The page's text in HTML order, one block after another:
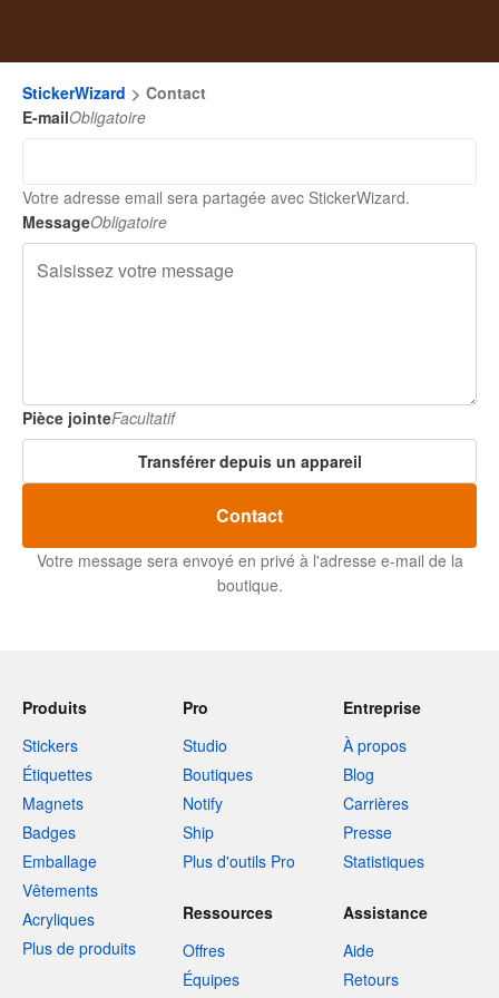
StickerWizard
Contact
E-mailObligatoire
Votre adresse email sera partagée avec StickerWizard.
MessageObligatoire
Pièce jointeFacultatif
Transférer depuis un appareil
Contact
Votre message sera envoyé en privé à l'adresse e-mail de la
boutique.
Produits
Stickers
Étiquettes
Magnets
Badges
Emballage
Vêtements
Acryliques
Plus de produits
Pro
Studio
Boutiques
Notify
Ship
Plus d'outils Pro
Entreprise
À propos
Blog
Carrières
Presse
Statistiques
Ressources
Offres
Équipes
Assistance
Aide
Retours